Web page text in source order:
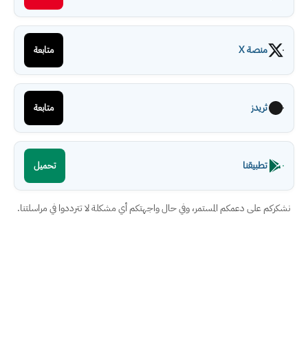
منصة X متابعة
ثريدز متابعة
تطبيقنا تحميل
نشكركم على دعمكم المستمر، وفي حال واجهتكم أي مشكلة لا تترددوا في مراسلتنا.